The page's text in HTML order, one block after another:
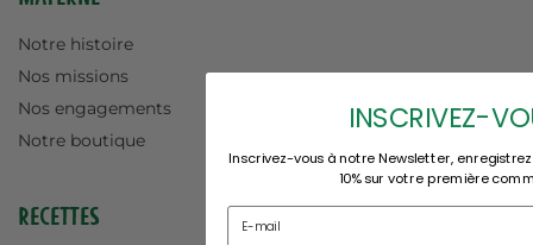
Notre histoire
Nos missions
Nos engagements
Notre boutique
Recettes
INSCRIVEZ-
Inscrivez-vous à notre Newsletter,
10% sur votre première